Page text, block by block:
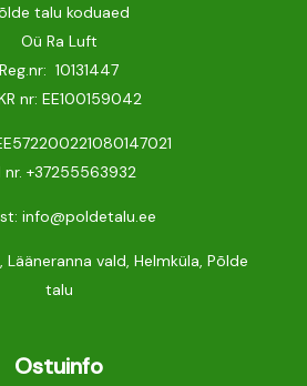
talu koduaed
Oü Ra Luft
Reg.nr: 10131447
nr: EE100159042
nr. +37255563932
info@poldetalu.ee
vald, Helmküla, Põlde
talu
Ostuinfo